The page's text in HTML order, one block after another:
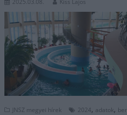
JNSZ megyei hírek 2024, adatok,